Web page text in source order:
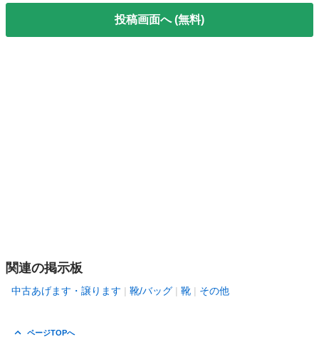
投稿画面へ (無料)
関連の掲示板
中古あげます・譲ります 靴/バッグ 靴 その他
ページTOPへ